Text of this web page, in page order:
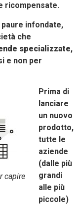
ricompensate.
infondate,
che
specializzate,
e non per
capire
Prima di
lanciare
un nuovo
prodotto,
tutte le
aziende
(dalle più
grandi
alle più
piccole)